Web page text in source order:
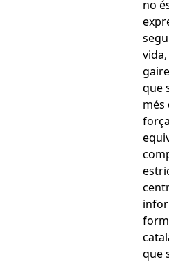
no
que
més
que